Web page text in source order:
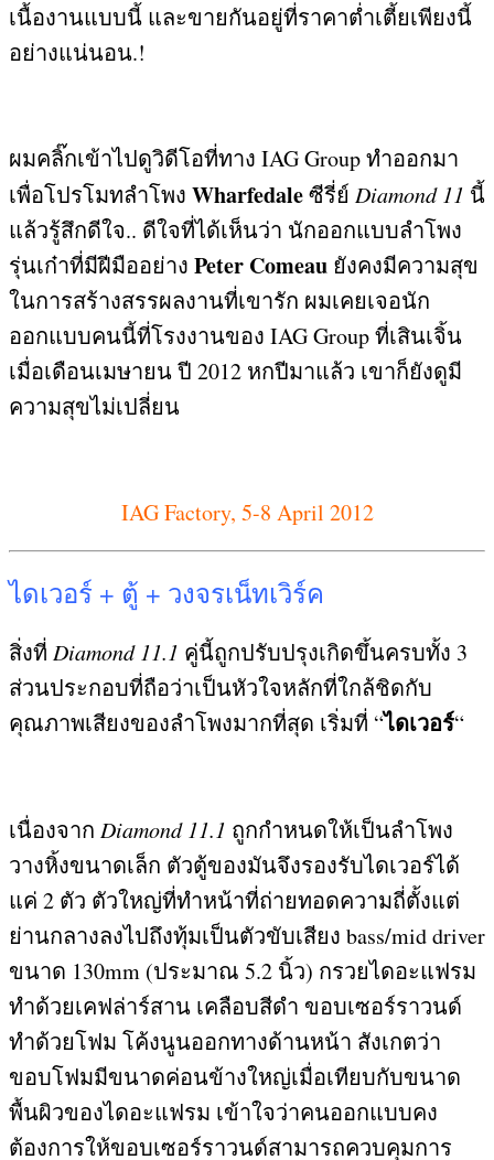
เนื้องานแบบนี้ และขายกันอยู่ที่ราคาต่ำเตี้ยเพียงนี้
อย่างแน่นอน.!
ผมคลิ๊กเข้าไปดูวิดีโอที่ทาง IAG Groupทำออกมา
เพื่อโปรโมทลำโพง Wharfedaleซีรี่ย์ Diamond 11 นี้
แล้วรู้สึกดีใจ.. ดีใจที่ได้เห็นว่า นักออกแบบลำโพง
รุ่นเก๋าที่มีฝีมืออย่าง Peter Comeau ยังคงมีความสุข
ในการสร้างสรรผลงานที่เขารัก ผมเคยเจอนัก
ออกแบบคนนี้ที่โรงงานของ IAG Groupที่เสินเจิ้น
เมื่อเดือนเมษายน ปี 2012 หกปีมาแล้ว เขาก็ยังดูมี
ความสุขไม่เปลี่ยน
IAG Factory, 5-8 April 2012
ไดเวอร์ + ตู้ + วงจรเน็ทเวิร์ค
สิ่งที่ Diamond 11.1 คู่นี้ถูกปรับปรุงเกิดขึ้นครบทั้ง 3
ส่วนประกอบที่ถือว่าเป็นหัวใจหลักที่ใกล้ชิดกับ
คุณภาพเสียงของลำโพงมากที่สุด เริ่มที่ “ไดเวอร์“
เนื่องจาก Diamond 11.1 ถูกกำหนดให้เป็นลำโพง
วางหิ้งขนาดเล็ก ตัวตู้ของมันจึงรองรับไดเวอร์ได้
แค่ 2 ตัว ตัวใหญ่ที่ทำหน้าที่ถ่ายทอดความถี่ตั้งแต่
ย่านกลางลงไปถึงทุ้มเป็นตัวขับเสียง bass/mid driver
ขนาด 130mm (ประมาณ 5.2 นิ้ว) กรวยไดอะแฟรม
ทำด้วยเคฟล่าร์สาน เคลือบสีดำ ขอบเซอร์ราวนด์
ทำด้วยโฟม โค้งนูนออกทางด้านหน้า สังเกตว่า
ขอบโฟมมีขนาดค่อนข้างใหญ่เมื่อเทียบกับขนาด
พื้นผิวของไดอะแฟรม เข้าใจว่าคนออกแบบคง
ต้องการให้ขอบเซอร์ราวนด์สามารถควบคุมการ